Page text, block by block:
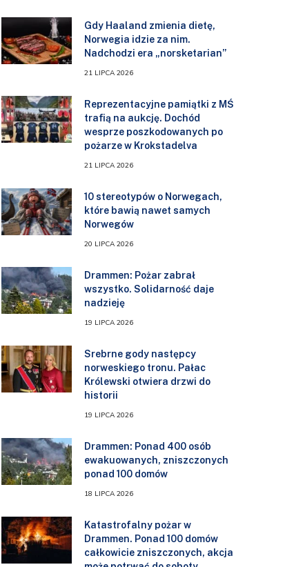
Gdy Haaland zmienia dietę,
Norwegia idzie za nim.
Nadchodzi era „norsketarian”
21 LIPCA 2026
Reprezentacyjne pamiątki z MŚ
trafią na aukcję. Dochód
wesprze poszkodowanych po
pożarze w Krokstadelva
21 LIPCA 2026
10 stereotypów o Norwegach,
które bawią nawet samych
Norwegów
20 LIPCA 2026
Drammen: Pożar zabrał
wszystko. Solidarność daje
nadzieję
19 LIPCA 2026
Srebrne gody następcy
norweskiego tronu. Pałac
Królewski otwiera drzwi do
historii
19 LIPCA 2026
Drammen: Ponad 400 osób
ewakuowanych, zniszczonych
ponad 100 domów
18 LIPCA 2026
Katastrofalny pożar w
Drammen. Ponad 100 domów
całkowicie zniszczonych, akcja